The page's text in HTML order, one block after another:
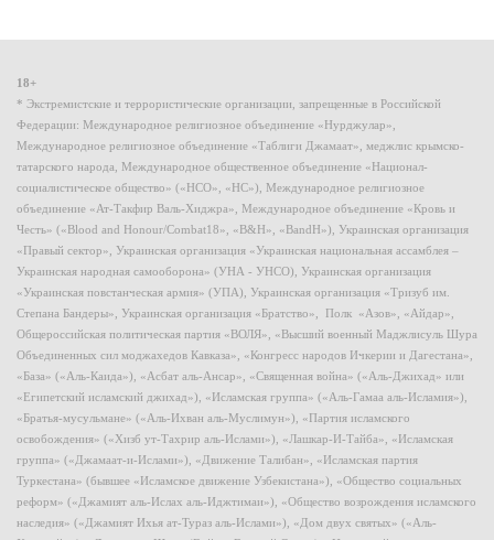
18+
* Экстремистские и террористические организации, запрещенные в Российской
Федерации: Международное религиозное объединение «Нурджулар»,
Международное религиозное объединение «Таблиги Джамаат», меджлис крымско-
татарского народа, Международное общественное объединение «Национал-
социалистическое общество» («НСО», «НС»), Международное религиозное
объединение «Ат-Такфир Валь-Хиджра», Международное объединение «Кровь и
Честь» («Blood and Honour/Combat18», «B&H», «BandH»), Украинская организация
«Правый сектор», Украинская организация «Украинская национальная ассамблея –
Украинская народная самооборона» (УНА - УНСО), Украинская организация
«Украинская повстанческая армия» (УПА), Украинская организация «Тризуб им.
Степана Бандеры», Украинская организация «Братство», Полк «Азов», «Айдар»,
Общероссийская политическая партия «ВОЛЯ», «Высший военный Маджлисуль Шура
Объединенных сил моджахедов Кавказа», «Конгресс народов Ичкерии и Дагестана»,
«База» («Аль-Каида»), «Асбат аль-Ансар», «Священная война» («Аль-Джихад» или
«Египетский исламский джихад»), «Исламская группа» («Аль-Гамаа аль-Исламия»),
«Братья-мусульмане» («Аль-Ихван аль-Муслимун»), «Партия исламского
освобождения» («Хизб ут-Тахрир аль-Ислами»), «Лашкар-И-Тайба», «Исламская
группа» («Джамаат-и-Ислами»), «Движение Талибан», «Исламская партия
Туркестана» (бывшее «Исламское движение Узбекистана»), «Общество социальных
реформ» («Джамият аль-Ислах аль-Иджтимаи»), «Общество возрождения исламского
наследия» («Джамият Ихья ат-Тураз аль-Ислами»), «Дом двух святых» («Аль-